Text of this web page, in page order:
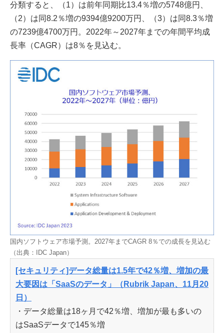
分類すると、（1）は前年同期比13.4％増の5748億円、
（2）は同8.2％増の9394億9200万円、（3）は同8.3％増
の7239億4700万円。2022年～2027年までの年間平均成
長率（CAGR）は8％を見込む。
国内ソフトウェア市場予測。2027年までCAGR 8％での成長を見込む
（出典：IDC Japan）
[セキュリティ]データ総量は1.5年で42％増、増加の最
大要因は「SaaSのデータ」（Rubrik Japan、11月20
日）
・データ総量は18ヶ月で42％増、増加が最も多いの
はSaaSデータで145％増